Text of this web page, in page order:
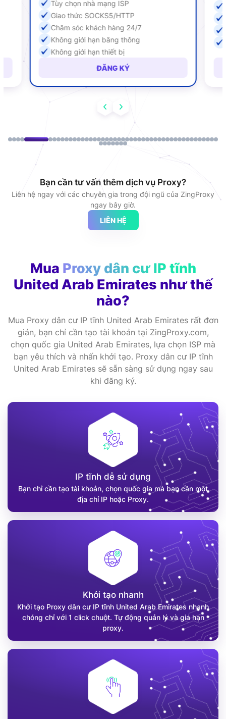
Tùy chọn nhà mạng ISP
Giao thức SOCKS5/HTTP
Chăm sóc khách hàng 24/7
Không giới hạn băng thông
Không giới hạn thiết bị
ĐĂNG KÝ
Bạn cần tư vấn thêm dịch vụ Proxy?
Liên hệ ngay với các chuyên gia trong đội ngũ của ZingProxy
ngay bây giờ.
LIÊN HỆ
Mua Proxy dân cư IP tĩnh
United Arab Emirates như thế
nào?
Mua Proxy dân cư IP tĩnh United Arab Emirates rất đơn
giản, bạn chỉ cần tạo tài khoản tại ZingProxy.com,
chọn quốc gia United Arab Emirates, lựa chọn ISP mà
bạn yêu thích và nhấn khởi tạo. Proxy dân cư IP tĩnh
United Arab Emirates sẽ sẵn sàng sử dụng ngay sau
khi đăng ký.
IP tĩnh dễ sử dụng
Bạn chỉ cần tạo tài khoản, chọn quốc gia mà bạn cần một
địa chỉ IP hoặc Proxy.
Khởi tạo nhanh
Khởi tạo Proxy dân cư IP tĩnh United Arab Emirates nhanh
chóng chỉ với 1 click chuột. Tự động quản lý và gia hạn
proxy.